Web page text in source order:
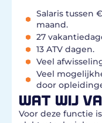
Salaris tussen
maand.
27
13 ATV dagen.
Veel
Veel
door
WAT WIJ
Voor deze functie